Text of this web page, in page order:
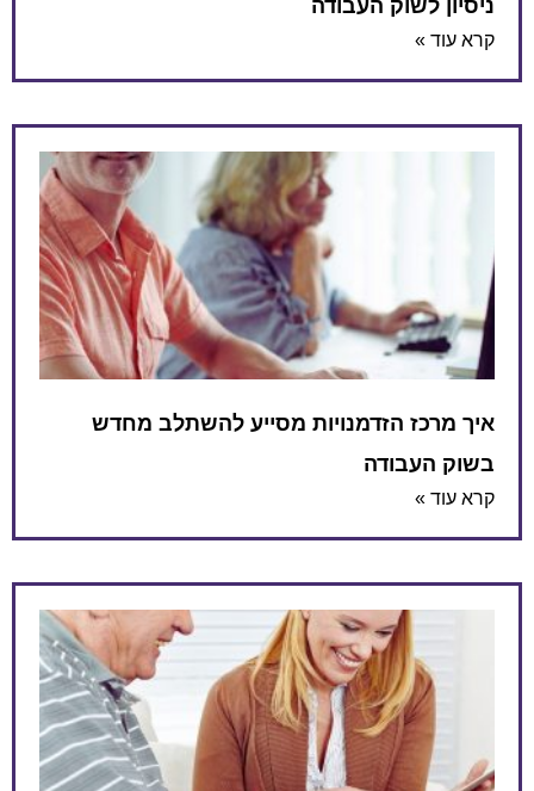
ניסיון לשוק העבודה
קרא עוד »
איך מרכז הזדמנויות מסייע להשתלב מחדש
בשוק העבודה
קרא עוד »